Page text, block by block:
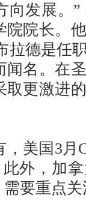
向发展。
院长。
拉德是任
名。在
更激进
美国3月
外，加
要重点